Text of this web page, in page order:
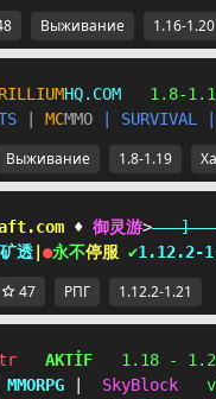
Выживание 1.16-1.20
IL L IUMHQ. COM
S MCMMO SURVIVAL
Выживание 1.8-1.19
♦ 御灵游>
透 ●永不停服 ✔1.12.2-
47 РПГ 1.12.2-1.21
AKTİF 1.18 -
MMORPG SkyBlock